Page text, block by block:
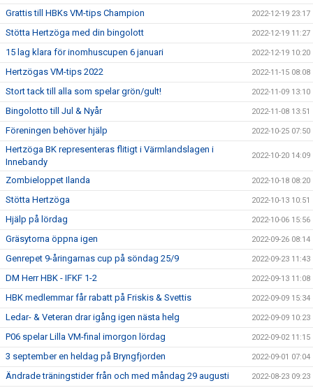
Grattis till HBKs VM-tips Champion 2022-12-19 23:17
Stötta Hertzöga med din bingolott 2022-12-19 11:27
15 lag klara för inomhuscupen 6 januari 2022-12-19 10:20
Hertzögas VM-tips 2022 2022-11-15 08:08
Stort tack till alla som spelar grön/gult! 2022-11-09 13:10
Bingolotto till Jul & Nyår 2022-11-08 13:51
Föreningen behöver hjälp 2022-10-25 07:50
Hertzöga BK representeras flitigt i Värmlandslagen i
Innebandy
2022-10-20 14:09
Zombieloppet Ilanda 2022-10-18 08:20
Stötta Hertzöga 2022-10-13 10:51
Hjälp på lördag 2022-10-06 15:56
Gräsytorna öppna igen 2022-09-26 08:14
Genrepet 9-åringarnas cup på söndag 25/9 2022-09-23 11:43
DM Herr HBK - IFKF 1-2 2022-09-13 11:08
HBK medlemmar får rabatt på Friskis & Svettis 2022-09-09 15:34
Ledar- & Veteran drar igång igen nästa helg 2022-09-09 10:23
P06 spelar Lilla VM-final imorgon lördag 2022-09-02 11:15
3 september en heldag på Bryngfjorden 2022-09-01 07:04
Ändrade träningstider från och med måndag 29 augusti 2022-08-23 09:23